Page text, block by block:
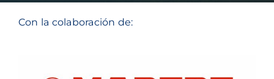
Con la colaboración de: